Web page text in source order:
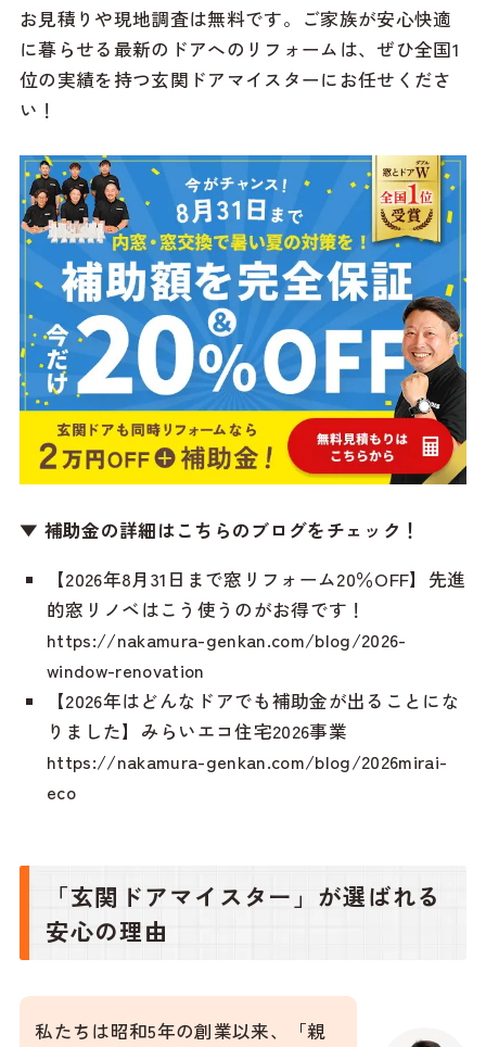
お見積りや現地調査は無料です。ご家族が安心快適
に暮らせる最新のドアへのリフォームは、ぜひ全国1
位の実績を持つ玄関ドアマイスターにお任せくださ
い！
▼ 補助金の詳細はこちらのブログをチェック！
【2026年8月31日まで窓リフォーム20％OFF】先進
的窓リノベはこう使うのがお得です！
https://nakamura-genkan.com/blog/2026-
window-renovation
【2026年はどんなドアでも補助金が出ることにな
りました】みらいエコ住宅2026事業
https://nakamura-genkan.com/blog/2026mirai-
eco
「玄関ドアマイスター」が選ばれる
安心の理由
私たちは昭和5年の創業以来、「親